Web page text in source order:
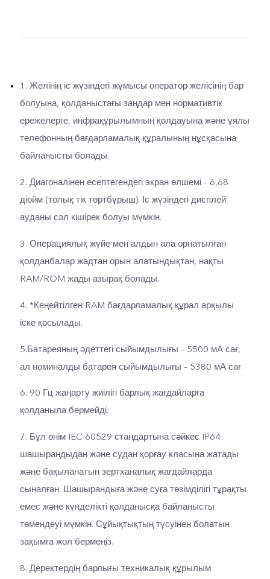
1. Желінің іс жүзіндегі жұмысы оператор желісінің бар
болуына, қолданыстағы заңдар мен нормативтік
ережелерге, инфрақұрылымның қолдауына және ұялы
телефонның бағдарламалық құралының нұсқасына
байланысты болады.
2. Диагоналінен есептегендегі экран өлшемі – 6,68
дюйм (толық тік төртбұрыш). Іс жүзіндегі дисплей
ауданы сәл кішірек болуы мүмкін.
3. Операциялық жүйе мен алдын ала орнатылған
қолданбалар жадтан орын алатындықтан, нақты
RAM/ROM жады азырақ болады.
4. *Кеңейтілген RAM бағдарламалық құрал арқылы
іске қосылады.
5.Батареяның әдеттегі сыйымдылығы – 5500 мА сағ,
ал номиналды батарея сыйымдылығы – 5380 мА сағ.
6. 90 Гц жаңарту жиілігі барлық жағдайларға
қолданыла бермейді.
7. Бұл өнім IEC 60529 стандартына сәйкес IP64
шашырандыдан және судан қорғау класына жатады
және бақыланатын зертханалық жағдайларда
сыналған. Шашырандыға және суға төзімділігі тұрақты
емес және күнделікті қолданысқа байланысты
төмендеуі мүмкін. Сұйықтықтың түсуінен болатын
зақымға жол бермеңіз.
8. Деректердің барлығы техникалық құрылым